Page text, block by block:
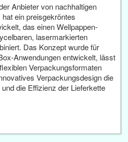
Anbieter von nachhaltigen
ein preisgekröntes
das einen Wellpappen-
lasermarkierten
Das Konzept wurde für
Anwendungen entwickelt, lässt
Verpackungsformaten
Verpackungsdesign die
die Effizienz der Lieferkette